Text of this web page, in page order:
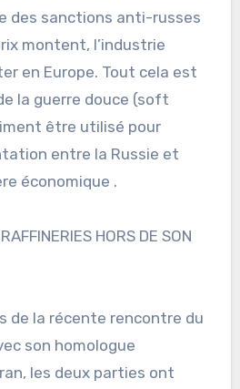
des sanctions anti-russes
montent, l’industrie
en Europe. Tout cela est
la guerre douce (soft
être utilisé pour
entre la Russie et
économique .
HORS DE SON
de la récente rencontre du
son homologue
les deux parties ont